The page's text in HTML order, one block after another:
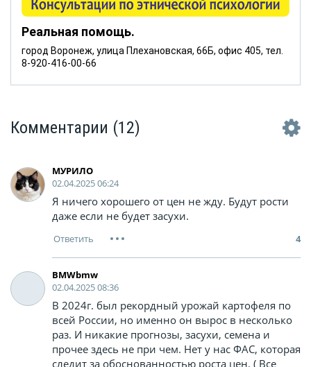
Реальная помощь.
город Воронеж, улица Плехановская, 66Б, офис 405, тел.
8-920-416-00-66
Комментарии (12)
МУРИЛО
02.04.2025 06:24
Я ничего хорошего от цен не жду. Будут рости
даже если не будет засухи.
4
BMWbmw
02.04.2025 08:36
В 2024г. был рекордный урожай картофеля по
всей России, но именно он вырос в несколько
раз. И никакие прогнозы, засухи, семена и
прочее здесь не при чем. Нет у нас ФАС, которая
следит за обоснованностью роста цен. ( Все